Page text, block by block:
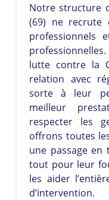
Notre structure
(69) ne recrute
professionnels
lutte contre la
relation avec
sorte à leur
meilleur
respecter les
offrons toutes
une passage en
tout pour leur
les aider
d’intervention.